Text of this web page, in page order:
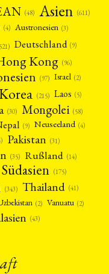
(48) Asien (611)
(4) Austronesien (3)
Deutschland (9)
Kong (96)
(97) Israel (2)
(215) Laos (5)
(30) Mongolei (58)
(9) Neuseeland (4)
Pakistan (31)
(35) Rußland (14)
Südasien (175)
(343) Thailand (41)
(2) Vanuatu (2)
(43)